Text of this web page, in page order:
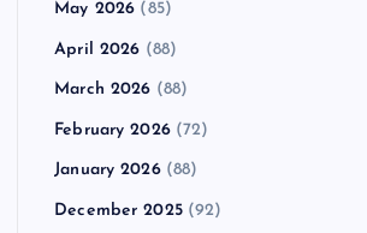
May 2026 (85)
April 2026 (88)
March 2026 (88)
February 2026(72)
January 2026(88)
December 2025(92)